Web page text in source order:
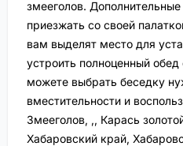
змееголов.
приезжать со своей
вам выделят место для
устроить полноценный
можете выбрать беседку
вместительности и
Змееголов, ,, Карась
Хабаровский край,